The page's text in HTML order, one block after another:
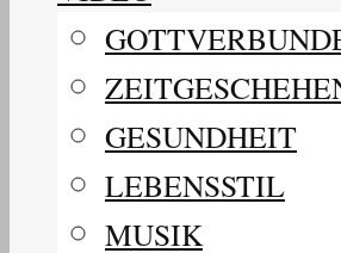
GESUNDHEIT
LEBENSSTIL
MUSIK